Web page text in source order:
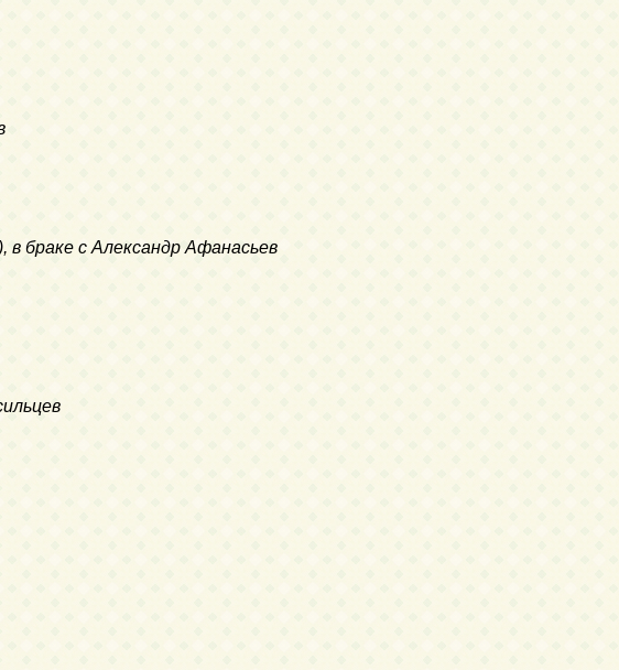
в браке с Александр Афанасьев